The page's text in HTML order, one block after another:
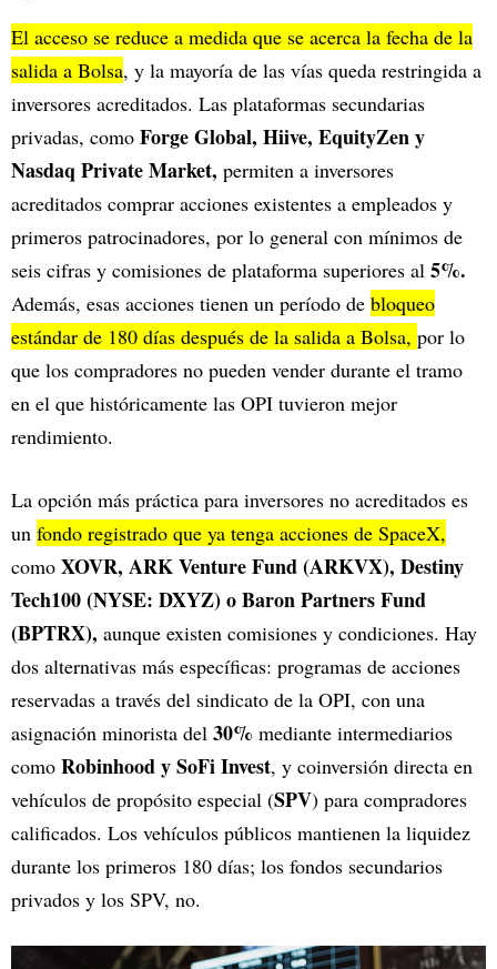
El acceso se reduce a medida que se acerca la fecha de la
salida a Bolsa, y la mayoría de las vías queda restringida a
inversores acreditados. Las plataformas secundarias
privadas, como Forge Global, Hiive, EquityZen y
Nasdaq Private Market, permiten a inversores
acreditados comprar acciones existentes a empleados y
primeros patrocinadores, por lo general con mínimos de
seis cifras y comisiones de plataforma superiores al 5%.
Además, esas acciones tienen un período de bloqueo
estándar de 180 días después de la salida a Bolsa, por lo
que los compradores no pueden vender durante el tramo
en el que históricamente las OPI tuvieron mejor
rendimiento.
La opción más práctica para inversores no acreditados es
un fondo registrado que ya tenga acciones de SpaceX,
como XOVR, ARK Venture Fund (ARKVX), Destiny
Tech100 (NYSE: DXYZ) o Baron Partners Fund
(BPTRX), aunque existen comisiones y condiciones. Hay
dos alternativas más específicas: programas de acciones
reservadas a través del sindicato de la OPI, con una
asignación minorista del 30% mediante intermediarios
como Robinhood y SoFi Invest, y coinversión directa en
vehículos de propósito especial (SPV) para compradores
calificados. Los vehículos públicos mantienen la liquidez
durante los primeros 180 días; los fondos secundarios
privados y los SPV, no.